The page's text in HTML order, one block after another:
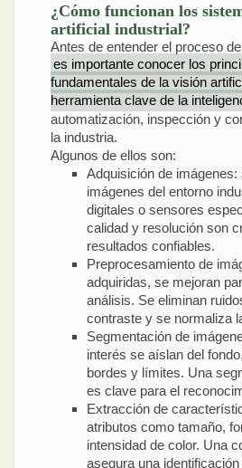
¿Cómo funcionan los
artificial industrial?
Antes de entender el proceso
es importante conocer los
fundamentales de la visión
herramienta clave de la
automatización, inspección y
la industria.
Algunos de ellos son:
Adquisición de imágenes:
imágenes del entorno
digitales o sensores
calidad y resolución son
resultados confiables.
Preprocesamiento de
adquiridas, se mejoran
análisis. Se eliminan
contraste y se normaliza
Segmentación de
interés se aíslan del
bordes y límites. Una
es clave para el
Extracción de
atributos como tamaño,
intensidad de color. Una
asegura una